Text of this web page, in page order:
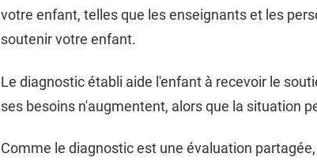
votre enfant, telles que les enseignants et les
soutenir votre enfant.
Le diagnostic établi aide l'enfant à recevoir le
ses besoins n'augmentent, alors que la situation
Comme le diagnostic est une évaluation